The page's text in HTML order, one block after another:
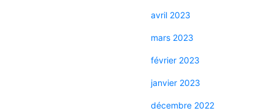
avril 2023
mars 2023
février 2023
janvier 2023
décembre 2022